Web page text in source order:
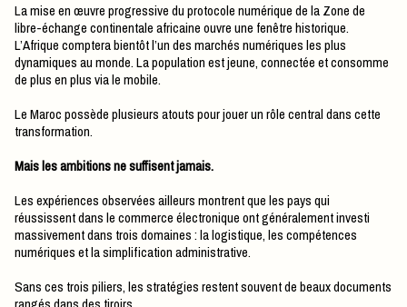
La mise en œuvre progressive du protocole numérique de la Zone de
libre-échange continentale africaine ouvre une fenêtre historique.
L’Afrique comptera bientôt l’un des marchés numériques les plus
dynamiques au monde. La population est jeune, connectée et consomme
de plus en plus via le mobile.
Le Maroc possède plusieurs atouts pour jouer un rôle central dans cette
transformation.
Mais les ambitions ne suffisent jamais.
Les expériences observées ailleurs montrent que les pays qui
réussissent dans le commerce électronique ont généralement investi
massivement dans trois domaines : la logistique, les compétences
numériques et la simplification administrative.
Sans ces trois piliers, les stratégies restent souvent de beaux documents